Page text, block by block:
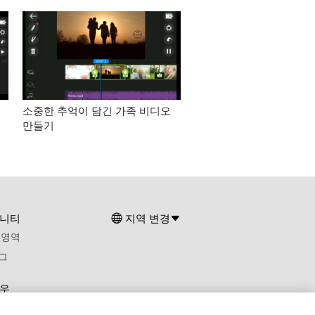
소중한 추억이 담긴 가족 비디오
만들기
티
역
지역 변경